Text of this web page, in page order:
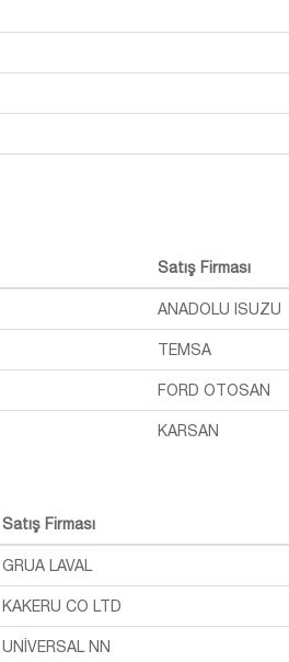
Satış Firması
ANADOLU ISUZU
TEMSA
FORD OTOSAN
KARSAN
Satış Firması
GRUA LAVAL
KAKERU CO LTD
UNİVERSAL NN